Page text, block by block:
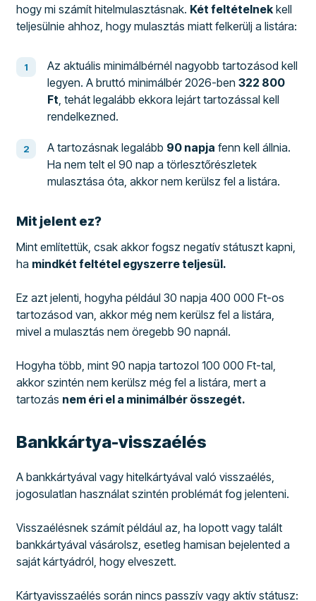
hogy mi számít hitelmulasztásnak. Két feltételnek kell
teljesülnie ahhoz, hogy mulasztás miatt felkerülj a listára:
Az aktuális minimálbérnél nagyobb tartozásod kell
legyen. A bruttó minimálbér 2026-ben322 800
Ft, tehát legalább ekkora lejárt tartozással kell
rendelkezned.
A tartozásnak legalább 90 napja fenn kell állnia.
Ha nem telt el 90 nap a törlesztőrészletek
mulasztása óta, akkor nem kerülsz fel a listára.
Mit jelent ez?
Mint említettük, csak akkor fogsz negatív státuszt kapni,
ha mindkét feltétel egyszerre teljesül.
Ez azt jelenti, hogyha például 30 napja 400 000 Ft-os
tartozásod van, akkor még nem kerülsz fel a listára,
mivel a mulasztás nem öregebb 90 napnál.
Hogyha több, mint 90 napja tartozol 100 000 Ft-tal,
akkor szintén nem kerülsz még fel a listára, mert a
tartozás nem éri el a minimálbér összegét.
Bankkártya-visszaélés
A bankkártyával vagy hitelkártyával való visszaélés,
jogosulatlan használat szintén problémát fog jelenteni.
Visszaélésnek számít például az, ha lopott vagy talált
bankkártyával vásárolsz, esetleg hamisan bejelented a
saját kártyádról, hogy elveszett.
Kártyavisszaélés során nincs passzív vagy aktív státusz: